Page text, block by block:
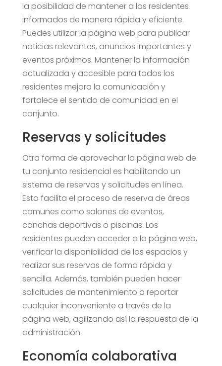
la posibilidad de mantener a los residentes
informados de manera rápida y eficiente.
Puedes utilizar la página web para publicar
noticias relevantes, anuncios importantes y
eventos próximos. Mantener la información
actualizada y accesible para todos los
residentes mejora la comunicación y
fortalece el sentido de comunidad en el
conjunto.
Reservas y solicitudes
Otra forma de aprovechar la página web de
tu conjunto residencial es habilitando un
sistema de reservas y solicitudes en línea.
Esto facilita el proceso de reserva de áreas
comunes como salones de eventos,
canchas deportivas o piscinas. Los
residentes pueden acceder a la página web,
verificar la disponibilidad de los espacios y
realizar sus reservas de forma rápida y
sencilla. Además, también pueden hacer
solicitudes de mantenimiento o reportar
cualquier inconveniente a través de la
página web, agilizando así la respuesta de la
administración.
Economía colaborativa